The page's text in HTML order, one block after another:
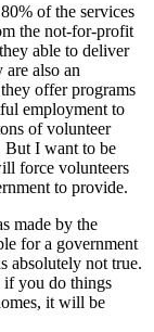
of the services
the not-for-profit
able to deliver
are also an
offer programs
employment to
of volunteer
But I want to be
force volunteers
to provide.
made by the
for a government
absolutely not true.
if you do things
it will be